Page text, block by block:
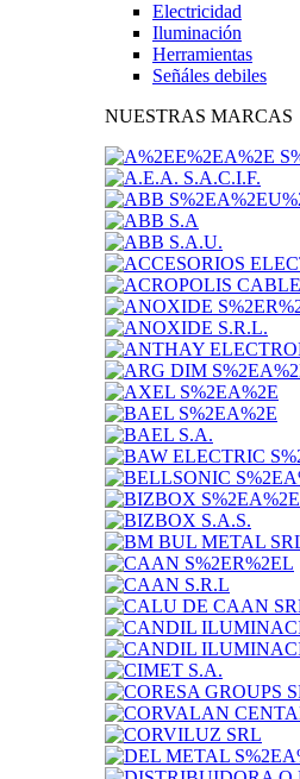
Electricidad
Iluminación
Herramientas
Señáles debiles
NUESTRAS MARCAS